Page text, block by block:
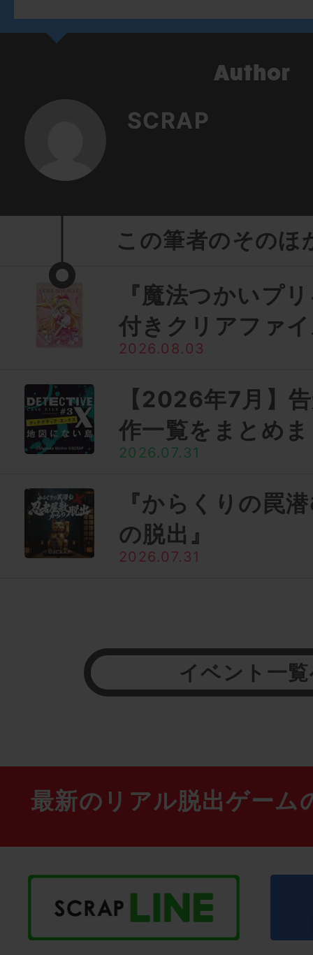
SCRAP
この筆者のそのほ
『魔法つかいプ
付きクリアファ
2026.08.03
【2026年7月】
作一覧をまとめ
2026.07.31
『からくりの罠
の脱出』
2026.07.31
イベント一
最新のリアル脱出ゲーム